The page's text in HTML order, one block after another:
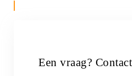
Een vraag?